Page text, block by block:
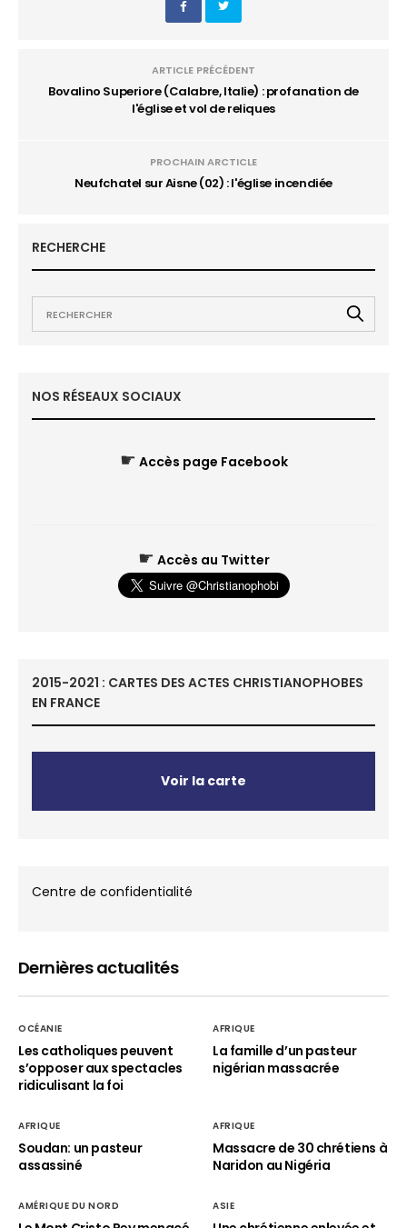
ARTICLE PRÉCÉDENT
Bovalino Superiore (Calabre, Italie) : profanation de
l'église et vol de reliques
PROCHAIN ARCTICLE
Neufchatel sur Aisne (02) : l'église incendiée
RECHERCHE
NOS RÉSEAUX SOCIAUX
☛ Accès page Facebook
☛ Accès au Twitter
2015-2021 : CARTES DES ACTES CHRISTIANOPHOBES
EN FRANCE
Voir la carte
Centre de confidentialité
Dernières actualités
OCÉANIE
Les catholiques peuvent
s’opposer aux spectacles
ridiculisant la foi
AFRIQUE
La famille d’un pasteur
nigérian massacrée
AFRIQUE
Soudan: un pasteur
assassiné
AFRIQUE
Massacre de 30 chrétiens à
Naridon au Nigéria
AMÉRIQUE DU NORD ASIE